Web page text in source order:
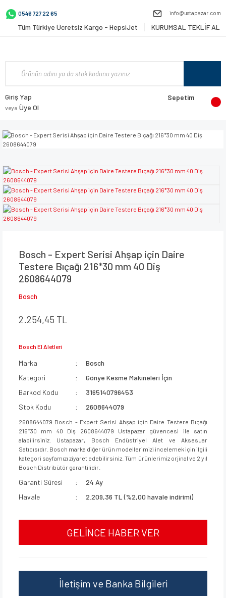
0546 727 22 65 info@ustapazar.com
Tüm Türkiye Ücretsiz Kargo - HepsiJet KURUMSAL TEKLİF AL
Giriş Yap
veya Üye Ol
Sepetim
Bosch - Expert Serisi Ahşap için Daire
Testere Bıçağı 216*30 mm 40 Diş
2608644079
Bosch
2.254,45 TL
Bosch El Aletleri
Marka
Bosch
Kategori
Gönye Kesme Makineleri İçin
Barkod Kodu
3165140796453
Stok Kodu
2608644079
2608644079 Bosch - Expert Serisi Ahşap için Daire Testere Bıçağı
216*30 mm 40 Diş 2608644079 Ustapazar güvencesi ile satın
alabilirsiniz. Ustapazar, Bosch Endüstriyel Alet ve Aksesuar
Satıcısıdır. Bosch marka diğer ürün modellerimizi incelemek için ilgili
kategori sayfamızı ziyaret edebilirsiniz. Tüm ürünlerimiz orjinal ve 2 yıl
Bosch Distribütör garantilidir.
Garanti Süresi
24 Ay
Havale
2.209,36 TL (%2,00 havale indirimi)
GELİNCE HABER VER
İletişim ve Banka Bilgileri